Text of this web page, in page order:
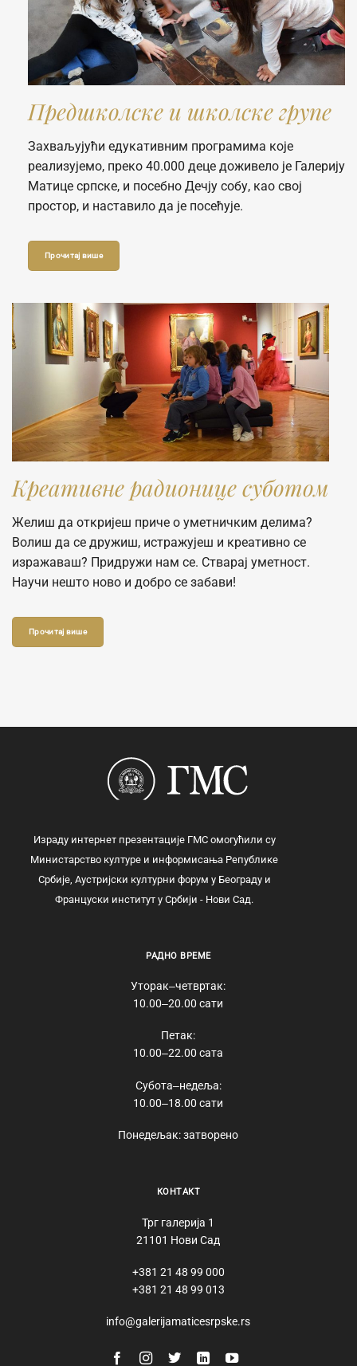
Предшколске и школске групе
Захваљујући едукативним програмима које
реализујемо, преко 40.000 деце доживело је Галерију
Матице српске, и посебно Дечју собу, као свој
простор, и наставило да је посећује.
Прочитај више
Креативне радионице суботом
Желиш да откријеш приче о уметничким делима?
Волиш да се дружиш, истражујеш и креативно се
изражаваш? Придружи нам се. Стварај уметност.
Научи нешто ново и добро се забави!
Прочитај више
Израду интернет презентације ГМС омогућили су
Министарство културе и информисања Републике
Србије, Аустријски културни форум у Београду и
Француски институт у Србији - Нови Сад.
РАДНО ВРЕМЕ
Уторак‒четвртак:
10.00‒20.00 сати
Петак:
10.00‒22.00 сата
Субота‒недеља:
10.00‒18.00 сати
Понедељак: затворено
КОНТАКТ
Трг галерија 1
21101 Нови Сад
+381 21 48 99 000
+381 21 48 99 013
info@galerijamaticesrpske.rs